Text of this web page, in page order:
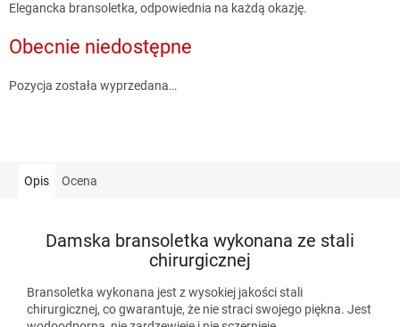
jednostkowa:
Elegancka bransoletka, odpowiednia na każdą okazję.
Obecnie niedostępne
Pozycja została wyprzedana…
Opis Ocena
Damska bransoletka wykonana ze stali
chirurgicznej
Bransoletka wykonana jest z wysokiej jakości stali
chirurgicznej, co gwarantuje, że nie straci swojego piękna. Jest